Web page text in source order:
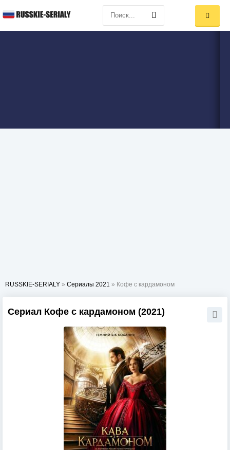
RUSSKIE-SERIALY » Сериалы 2021 » Кофе с кардамоном
Сериал Кофе с кардамоном (2021)